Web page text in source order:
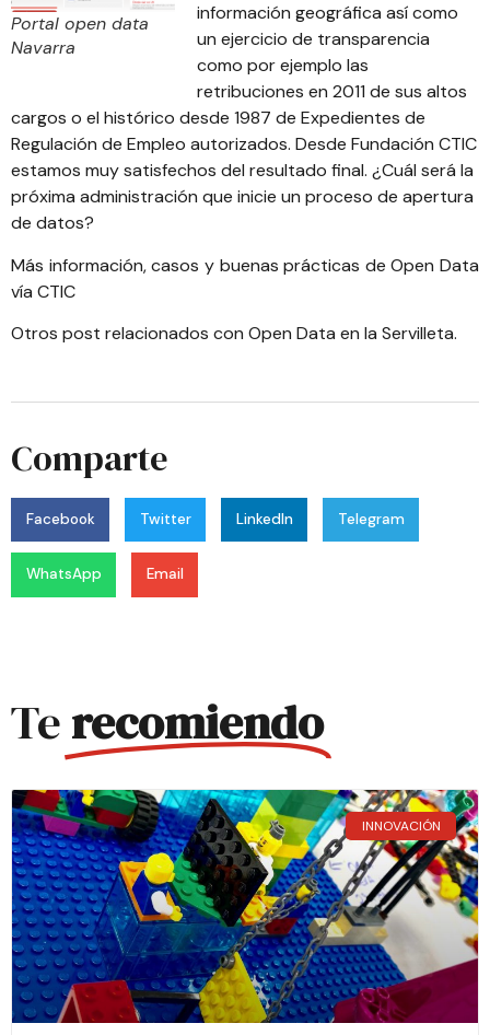
Portal open data
Navarra
información geográfica así como
un ejercicio de transparencia
como por ejemplo las
retribuciones en 2011 de sus altos
cargos o el histórico desde 1987 de Expedientes de
Regulación de Empleo autorizados. Desde Fundación CTIC
estamos muy satisfechos del resultado final. ¿Cuál será la
próxima administración que inicie un proceso de apertura
de datos?
Más información, casos y buenas prácticas de Open Data
vía CTIC
Otros post relacionados con Open Data en la Servilleta.
Comparte
Facebook Twitter LinkedIn Telegram
WhatsApp Email
Terecomiendo
INNOVACIÓN